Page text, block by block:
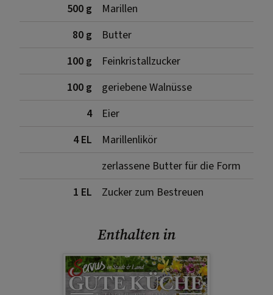
500 g
Marillen
80 g
Butter
100 g
Feinkristallzucker
100 g
geriebene Walnüsse
4
Eier
4 EL
Marillenlikör
zerlassene Butter für die Form
1 EL
Zucker zum Bestreuen
Enthalten in